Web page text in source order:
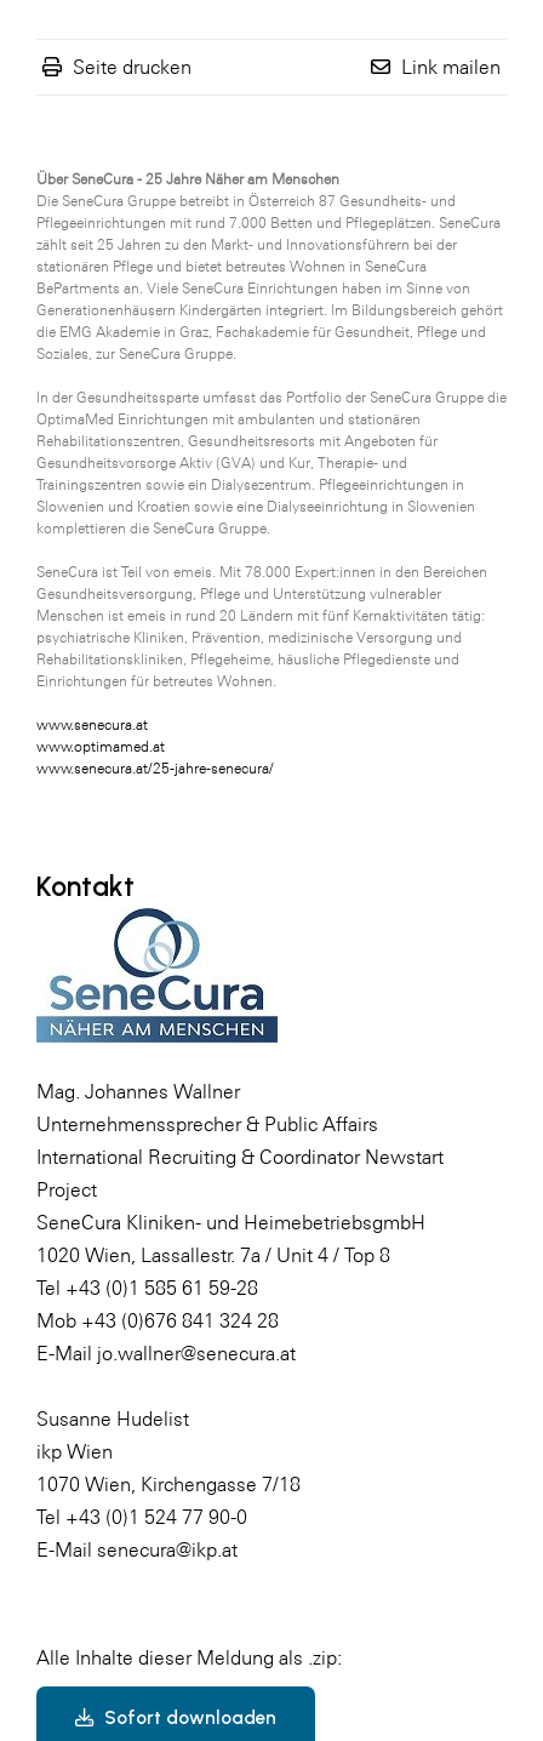
Seite drucken Link mailen
Über SeneCura - 25 Jahre Näher am Menschen
Die SeneCura Gruppe betreibt in Österreich 87 Gesundheits- und
Pflegeeinrichtungen mit rund 7.000 Betten und Pflegeplätzen. SeneCura
zählt seit 25 Jahren zu den Markt- und Innovationsführern bei der
stationären Pflege und bietet betreutes Wohnen in SeneCura
BePartments an. Viele SeneCura Einrichtungen haben im Sinne von
Generationenhäusern Kindergärten integriert. Im Bildungsbereich gehört
die EMG Akademie in Graz, Fachakademie für Gesundheit, Pflege und
Soziales, zur SeneCura Gruppe.
In der Gesundheitssparte umfasst das Portfolio der SeneCura Gruppe die
OptimaMed Einrichtungen mit ambulanten und stationären
Rehabilitationszentren, Gesundheitsresorts mit Angeboten für
Gesundheitsvorsorge Aktiv (GVA) und Kur, Therapie- und
Trainingszentren sowie ein Dialysezentrum. Pflegeeinrichtungen in
Slowenien und Kroatien sowie eine Dialyseeinrichtung in Slowenien
komplettieren die SeneCura Gruppe.
SeneCura ist Teil von emeis. Mit 78.000 Expert:innen in den Bereichen
Gesundheitsversorgung, Pflege und Unterstützung vulnerabler
Menschen ist emeis in rund 20 Ländern mit fünf Kernaktivitäten tätig:
psychiatrische Kliniken, Prävention, medizinische Versorgung und
Rehabilitationskliniken, Pflegeheime, häusliche Pflegedienste und
Einrichtungen für betreutes Wohnen.
www.senecura.at
www.optimamed.at
www.senecura.at/25-jahre-senecura/
Kontakt
Mag. Johannes Wallner
Unternehmenssprecher & Public Affairs
International Recruiting & Coordinator Newstart
Project
SeneCura Kliniken- und HeimebetriebsgmbH
1020 Wien, Lassallestr. 7a / Unit 4 / Top 8
Tel +43 (0)1 585 61 59-28
Mob +43 (0)676 841 324 28
E-Mail jo.wallner@senecura.at
Susanne Hudelist
ikp Wien
1070 Wien, Kirchengasse 7/18
Tel +43 (0)1 524 77 90-0
E-Mail senecura@ikp.at
Alle Inhalte dieser Meldung als .zip:
Sofort downloaden